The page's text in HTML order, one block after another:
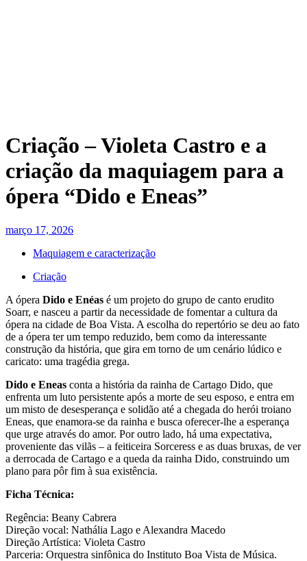
Criação – Violeta Castro e a
criação da maquiagem para a
ópera “Dido e Eneas”
março 17, 2026
Maquiagem e caracterização
Criação
A ópera Dido e Enéas é um projeto do grupo de canto erudito
Soarr, e nasceu a partir da necessidade de fomentar a cultura da
ópera na cidade de Boa Vista. A escolha do repertório se deu ao fato
de a ópera ter um tempo reduzido, bem como da interessante
construção da história, que gira em torno de um cenário lúdico e
caricato: uma tragédia grega.
Dido e Eneas conta a história da rainha de Cartago Dido, que
enfrenta um luto persistente após a morte de seu esposo, e entra em
um misto de desesperança e solidão até a chegada do herói troiano
Eneas, que enamora-se da rainha e busca oferecer-lhe a esperança
que urge através do amor. Por outro lado, há uma expectativa,
proveniente das vilãs – a feiticeira Sorceress e as duas bruxas, de ver
a derrocada de Cartago e a queda da rainha Dido, construindo um
plano para pôr fim à sua existência.
Ficha Técnica:
Regência: Beany Cabrera
Direção vocal: Nathália Lago e Alexandra Macedo
Direção Artística: Violeta Castro
Parceria: Orquestra sinfônica do Instituto Boa Vista de Música.